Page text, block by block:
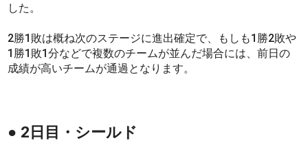
した。
2勝1敗は概ね次のステージに進出確定で、もしも1勝2敗や
1勝1敗1分などで複数のチームが並んだ場合には、前日の
成績が高いチームが通過となります。
● 2日目・シールド